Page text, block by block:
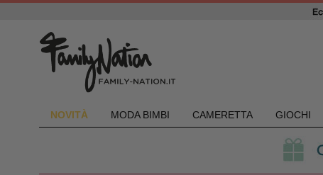
NOVITÀ MODA BIMBI CAMERETTA GIOCHI